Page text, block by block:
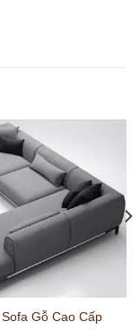
Gỗ Cao Cấp